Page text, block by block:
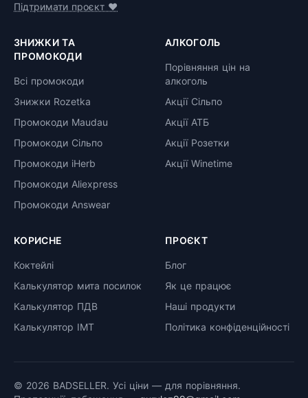
Підтримати проєкт ❤️
ЗНИЖКИ ТА
ПРОМОКОДИ
Всі промокоди
Знижки Rozetka
Промокоди Maudau
Промокоди Сільпо
Промокоди iHerb
Промокоди Aliexpress
Промокоди Answear
АЛКОГОЛЬ
Порівняння цін на
алкоголь
Акції Сільпо
Акції АТБ
Акції Розетки
Акції Winetime
КОРИСНЕ
Коктейлі
Калькулятор мита посилок
Калькулятор ПДВ
Калькулятор ІМТ
ПРОЄКТ
Блог
Як це працює
Наші продукти
Політика конфіденційності
© 2026 BADSELLER. Усі ціни — для порівняння.